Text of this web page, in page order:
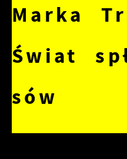
Marka
Świat
sów